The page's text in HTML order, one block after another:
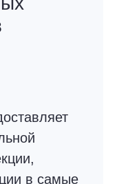
в самые